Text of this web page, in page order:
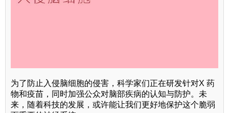
为了防止入侵脑细胞的侵害，科学家们正在研发针对X 药
物和疫苗，同时加强公众对脑部疾病的认知与防护。未
来，随着科技的发展，或许能让我们更好地保护这个脆弱